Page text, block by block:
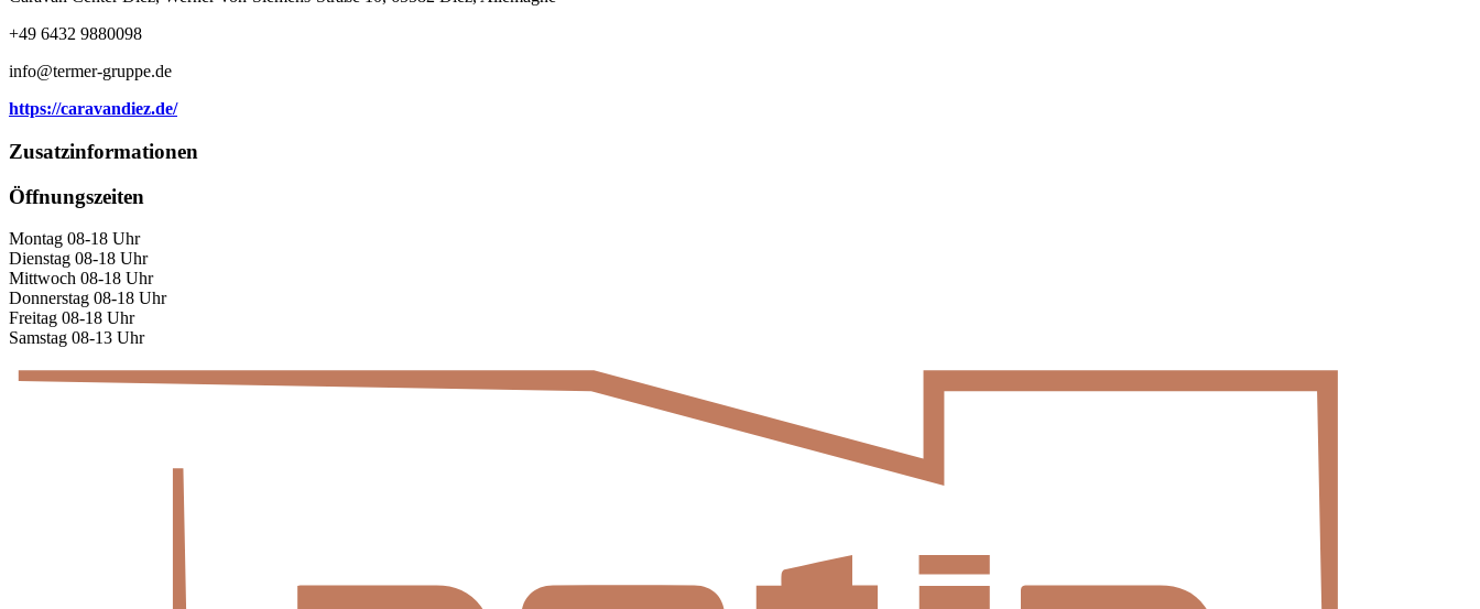
+49 6432 9880098
info@termer-gruppe.de
https://caravandiez.de/
Zusatzinformationen
Öffnungszeiten
Montag 08-18 Uhr
Dienstag 08-18 Uhr
Mittwoch 08-18 Uhr
Donnerstag 08-18 Uhr
Freitag 08-18 Uhr
Samstag 08-13 Uhr